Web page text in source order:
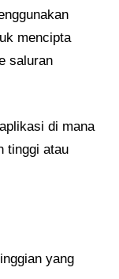
mencipta
saluran
di mana
tinggi atau
yang